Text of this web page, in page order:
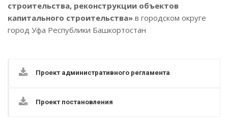
строительства, реконструкции объектов
капитального строительства» в городском округе
город Уфа Республики Башкортостан
Проект административного регламента
Проект постановления